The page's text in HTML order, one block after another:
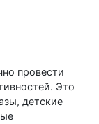
провести
Это
детские